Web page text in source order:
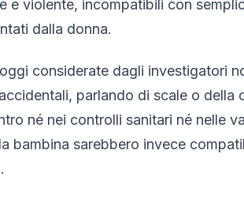
e violente, incompatibili con
dalla donna.
considerate dagli investigatori
parlando di scale o della
né nei controlli sanitari né nelle
bambina sarebbero invece